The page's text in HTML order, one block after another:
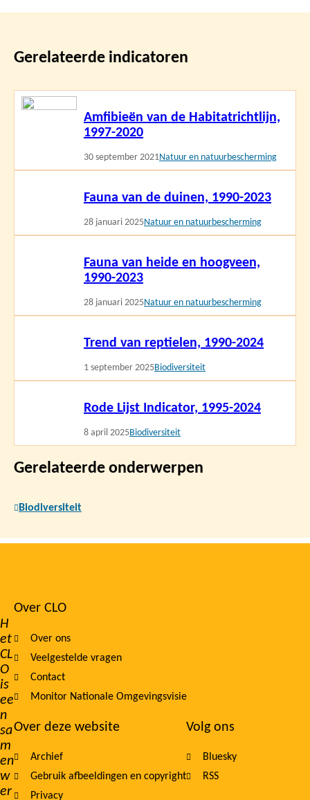
Gerelateerde indicatoren
Amfibieën van de Habitatrichtlijn,
1997-2020
30 september 2021Natuur en natuurbescherming
Lees
Fauna van de duinen, 1990-2023
28 januari 2025Natuur en natuurbescherming
Fauna van heide en hoogveen,
1990-2023
28 januari 2025Natuur en natuurbescherming
Trend van reptielen, 1990-2024
1 september 2025Biodiversiteit
Rode Lijst Indicator, 1995-2024
8 april 2025Biodiversiteit
Gerelateerde onderwerpen
Biodiversiteit
H
et
CL
O
is
ee
n
sa
m
en
w
er
Footer
navigation
Over CLO
Over ons
Veelgestelde vragen
Contact
Monitor Nationale Omgevingsvisie
Over deze website
Archief
Gebruik afbeeldingen en copyright
Privacy
Volg ons
Bluesky
RSS